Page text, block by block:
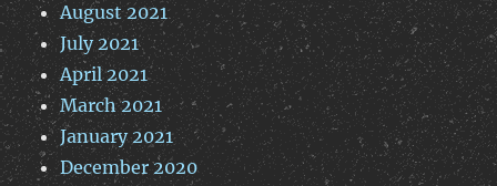
August 2021
July 2021
April 2021
March 2021
January 2021
December 2020